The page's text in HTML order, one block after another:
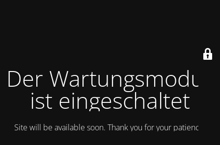
Der Wartungsmodus
ist eingeschaltet
Site will be available soon. Thank you for your patience!